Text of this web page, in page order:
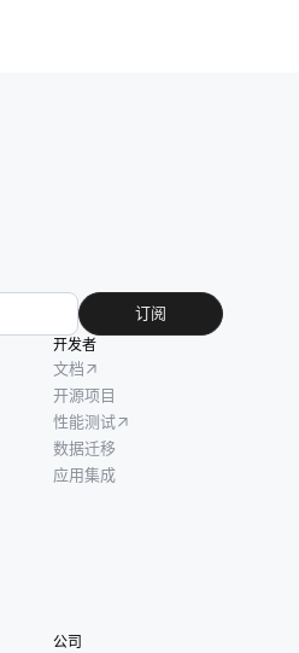
订阅
开发者
文档
开源项目
性能测试
数据迁移
应用集成
公司